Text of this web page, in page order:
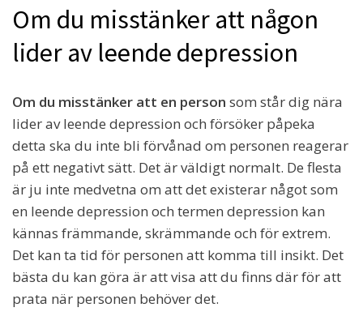
Om du misstänker att någon
lider av leende depression
Om du misstänker att en person som står dig nära
lider av leende depression och försöker påpeka
detta ska du inte bli förvånad om personen reagerar
på ett negativt sätt. Det är väldigt normalt. De flesta
är ju inte medvetna om att det existerar något som
en leende depression och termen depression kan
kännas främmande, skrämmande och för extrem.
Det kan ta tid för personen att komma till insikt. Det
bästa du kan göra är att visa att du finns där för att
prata när personen behöver det.